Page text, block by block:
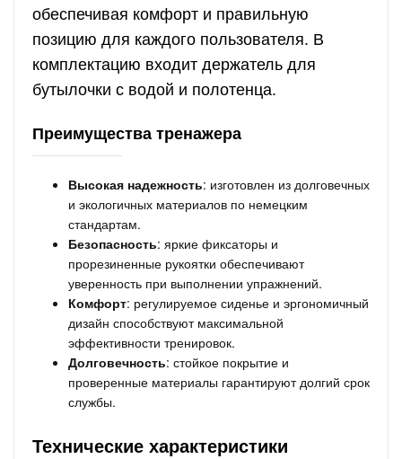
обеспечивая комфорт и правильную
позицию для каждого пользователя. В
комплектацию входит держатель для
бутылочки с водой и полотенца.
Преимущества тренажера
Высокая надежность: изготовлен из долговечных
и экологичных материалов по немецким
стандартам.
Безопасность: яркие фиксаторы и
прорезиненные рукоятки обеспечивают
уверенность при выполнении упражнений.
Комфорт: регулируемое сиденье и эргономичный
дизайн способствуют максимальной
эффективности тренировок.
Долговечность: стойкое покрытие и
проверенные материалы гарантируют долгий срок
службы.
Технические характеристики